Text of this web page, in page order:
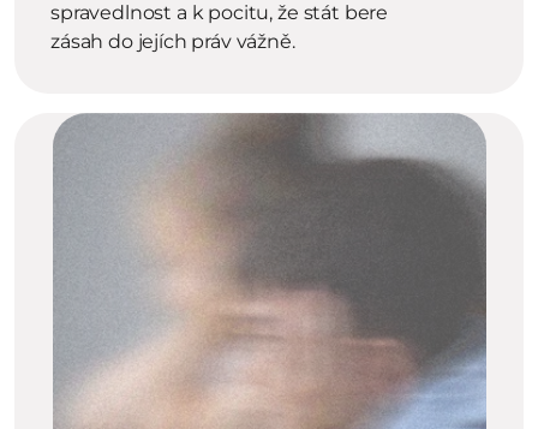
spravedlnost a k pocitu, že stát bere
zásah do jejích práv vážně.